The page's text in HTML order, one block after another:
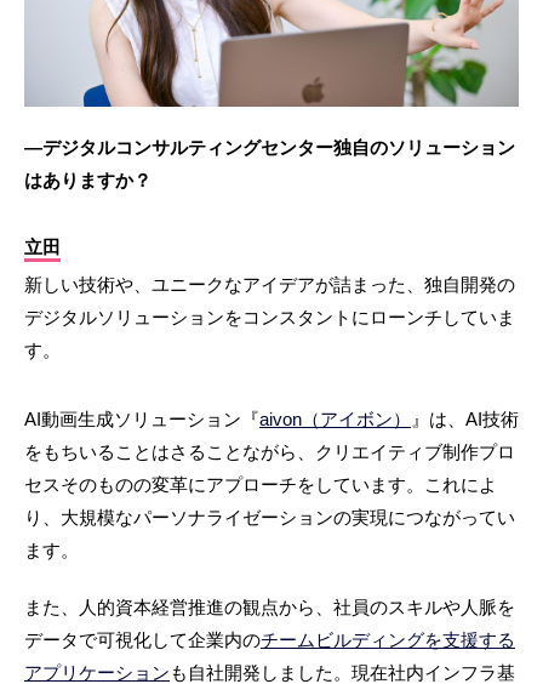
―デジタルコンサルティングセンター独自のソリューション
はありますか？
立田
新しい技術や、ユニークなアイデアが詰まった、独自開発の
デジタルソリューションをコンスタントにローンチしていま
す。
AI動画生成ソリューション『aivon（アイボン）
』は、AI技術
をもちいることはさることながら、クリエイティブ制作プロ
セスそのものの変革にアプローチをしています。これによ
り、大規模なパーソナライゼーションの実現につながってい
ます。
また、人的資本経営推進の観点から、社員のスキルや人脈を
データで可視化して企業内のチームビルディングを支援する
アプリケーションも自社開発しました。現在社内インフラ基